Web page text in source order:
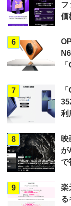
フ
価
6
7
利
8
映
が
で
9
楽
る